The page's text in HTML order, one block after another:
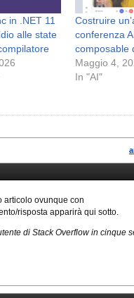
in .NET 11
alle state
Costruire
conferenza
composable
Maggio 4,
In "AI"
articolo ovunque con
risposta apparirà qui sotto.
di Stack Overflow in cinque